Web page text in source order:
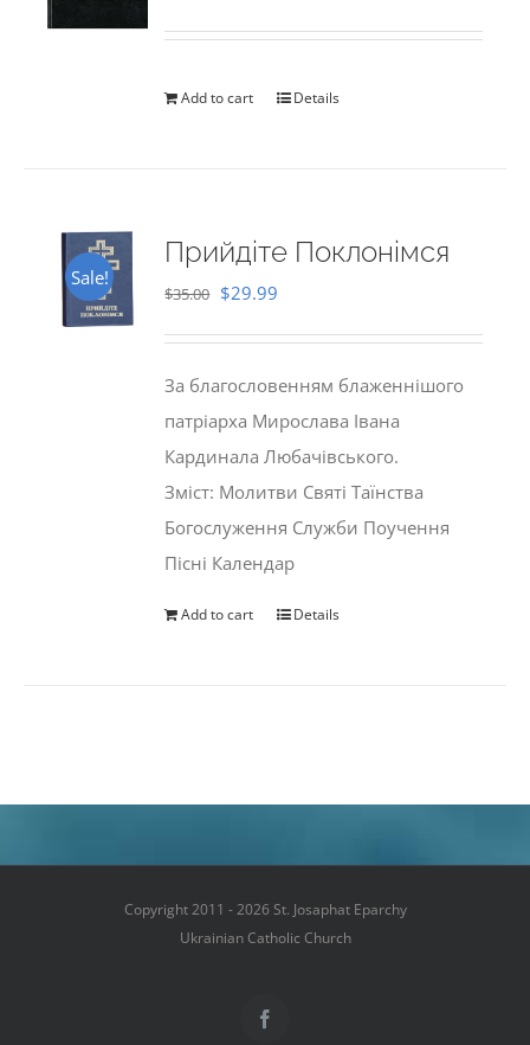
$35.00.$28.00.
Add to cart Details
Sale!
Прийдіте Поклонімся
$35.00 Original
$35.00.
$29.99
$29.99.
За благословенням блаженнішого
патріарха Мирослава Івана
Кардинала Любачівського.
Зміст: Молитви Святі Таїнства
Богослуження Служби Поучення
Пісні Календар
Add to cart Details
Copyright 2011 - 2026 St. Josaphat Eparchy
Ukrainian Catholic Church
Facebook